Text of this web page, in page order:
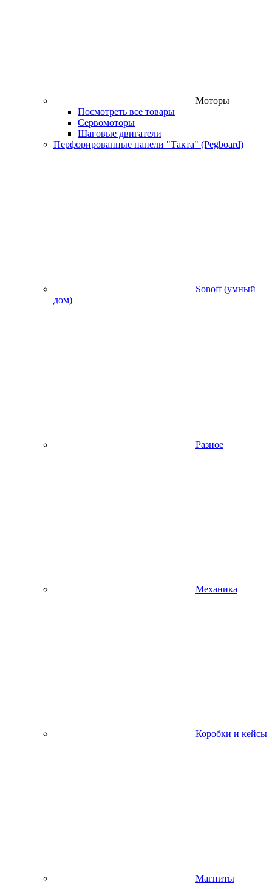
Моторы
Посмотреть все товары
Сервомоторы
Шаговые двигатели
Перфорированные панели "Такта" (Pegboard)
Sonoff (умный
дом)
Разное
Механика
Коробки и кейсы
Магниты